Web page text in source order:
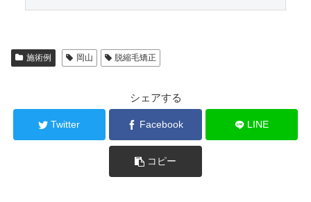
施術例 岡山 脱縮毛矯正
シェアする
Twitter Facebook LINE
コピー